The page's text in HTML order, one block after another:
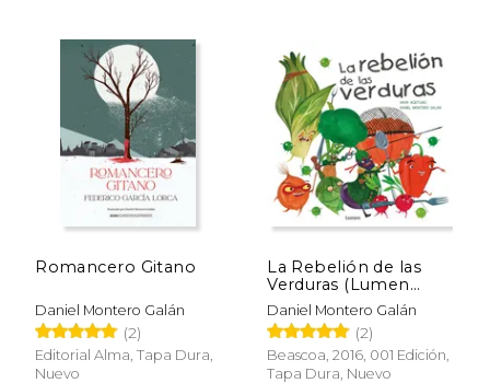
15% 15%
dcto.
Romancero Gitano
Daniel Montero Galán
(2)
Editorial Alma, Tapa Dura,
Nuevo
La Rebelión de las
Verduras (Lumen
Ilustrados)
Daniel Montero Galán
(2)
Beascoa, 2016, 001 Edición,
Tapa Dura, Nuevo